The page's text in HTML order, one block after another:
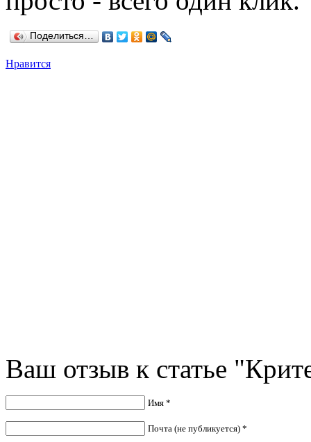
Поделиться…
Нравится
Ваш отзыв к статье
Имя *
Почта (не публикуется) *